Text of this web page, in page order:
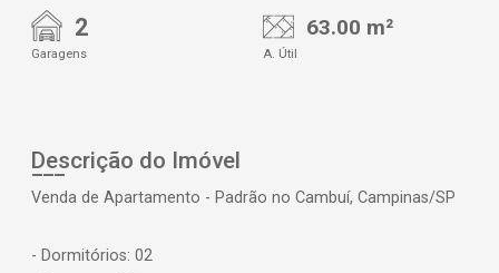
2
Garagens
63.00 m²
A. Útil
Descrição do Imóvel
Venda de Apartamento - Padrão no Cambuí, Campinas/SP
- Dormitórios: 02